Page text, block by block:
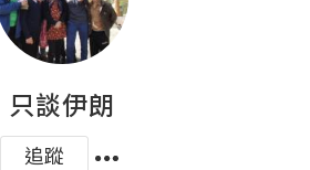
只談伊朗
追蹤